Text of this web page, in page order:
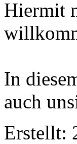
Hiermit
In
auch
Erstellt: